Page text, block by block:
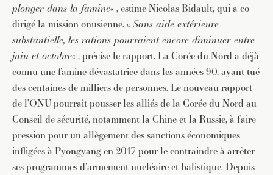
plonger dans la famine« , estime Nicolas Bidault, qui a co-
dirigé la mission onusienne. « Sans aide extérieure
substantielle, les rations pourraient encore diminuer entre
juin et octobre« , précise le rapport. La Corée du Nord a déjà
connu une famine dévastatrice dans les années 90, ayant tué
des centaines de milliers de personnes. Le nouveau rapport
de l’ONU pourrait pousser les alliés de la Corée du Nord au
Conseil de sécurité, notamment la Chine et la Russie, à faire
pression pour un allègement des sanctions économiques
infligées à Pyongyang en 2017 pour le contraindre à arrêter
ses programmes d’armement nucléaire et balistique. Depuis